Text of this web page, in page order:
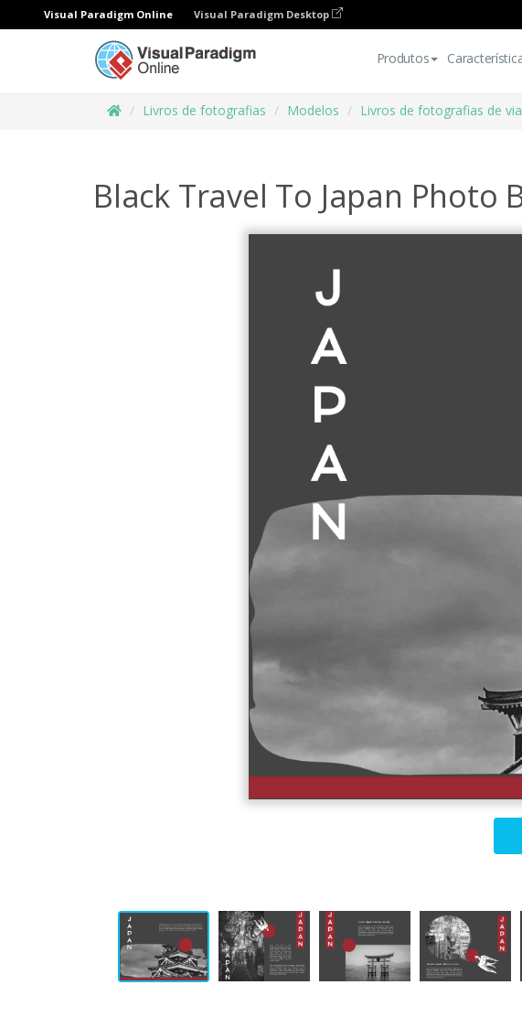
Visual Paradigm Online Visual Paradigm Desktop
Produtos
Livros de fotografias Modelos Livros de fotografias de
Black Travel To Japan Photo